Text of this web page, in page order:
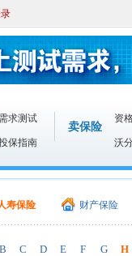
需求测试
保指南
卖保险
资
沃
寿保险 财产保险
B C D E F G H